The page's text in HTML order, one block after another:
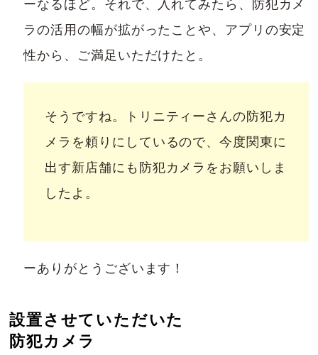
ーなるほど。それで、入れてみたら、防犯カメ
ラの活用の幅が拡がったことや、アプリの安定
性から、ご満足いただけたと。
そうですね。トリニティーさんの防犯カ
メラを頼りにしているので、今度関東に
出す新店舗にも防犯カメラをお願いしま
したよ。
ーありがとうございます！
設置させていただいた
防犯カメラ